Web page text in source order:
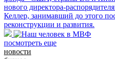
нового директора-
Келлер, занимавший до этого
реконструкции и развития.
посмотреть еще
новости